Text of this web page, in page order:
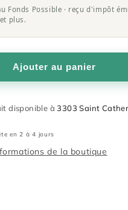
Fonds Possible · reçu d'impôt
plus.
Ajouter au panier
disponible à3303 Saint
en 2 à 4 jours
de la boutique